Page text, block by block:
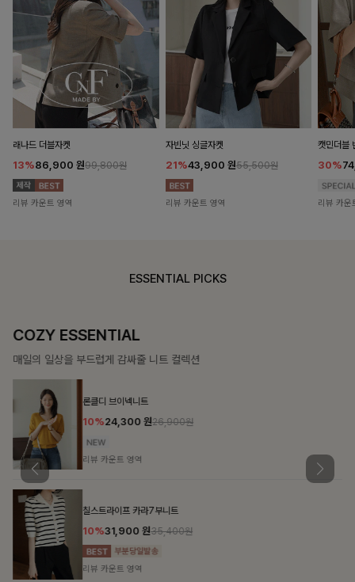
래나드 더블자켓
13%86,900 원99,800원
리뷰 카운트 영역
자빈닛 싱글자켓
21%43,900 원55,500원
리뷰 카운트 영역
캣민더블
30%
리뷰 카운
ESSENTIAL PICKS
COZY ESSENTIAL
매일의 일상을 부드럽게 감싸줄 니트 컬렉션
론클디 브이넥니트
10%24,300 원26,900원
리뷰 카운트 영역
칠스트라이프 카라7부니트
10%31,900 원35,400원
리뷰 카운트 영역